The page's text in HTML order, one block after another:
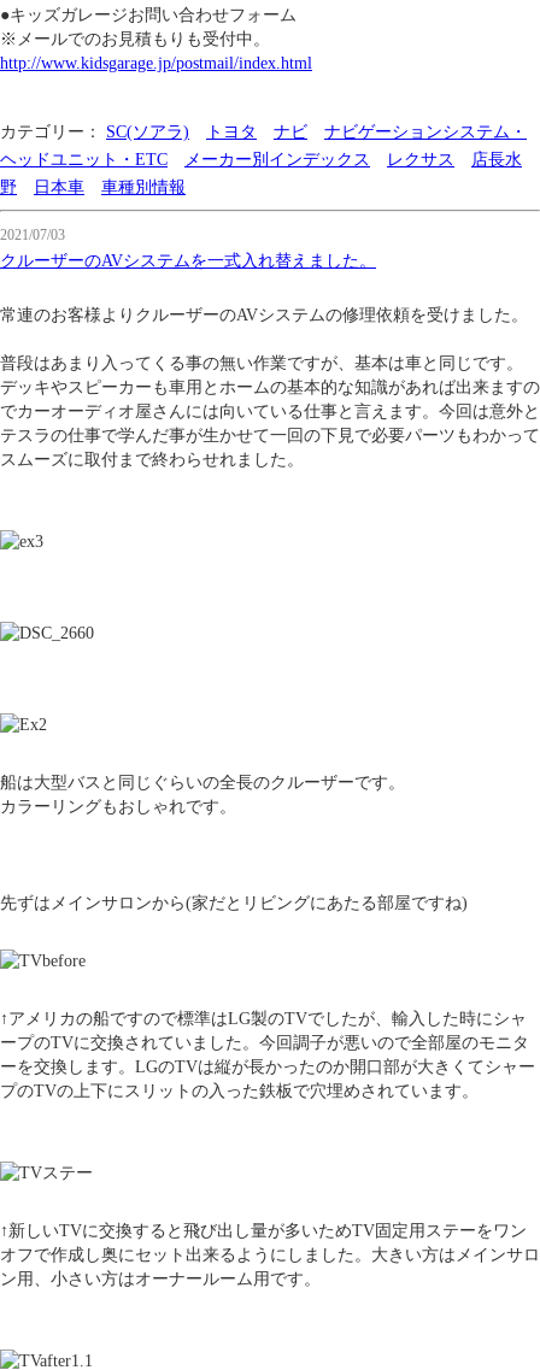
●キッズガレージお問い合わせフォーム
※メールでのお見積もりも受付中。
http://www.kidsgarage.jp/postmail/index.html
カテゴリー： SC(ソアラ) トヨタ ナビ
ナビゲーションシステム・
ヘッドユニット・ETC
メーカー別インデックス レクサス
店長水
野
日本車 車種別情報
2021/07/03
クルーザーのAVシステムを一式入れ替えました。
常連のお客様よりクルーザーのAVシステムの修理依頼を受けました。
普段はあまり入ってくる事の無い作業ですが、基本は車と同じです。
デッキやスピーカーも車用とホームの基本的な知識があれば出来ますの
でカーオーディオ屋さんには向いている仕事と言えます。今回は意外と
テスラの仕事で学んだ事が生かせて一回の下見で必要パーツもわかって
スムーズに取付まで終わらせれました。
船は大型バスと同じぐらいの全長のクルーザーです。
カラーリングもおしゃれです。
先ずはメインサロンから(家だとリビングにあたる部屋ですね)
↑アメリカの船ですので標準はLG製のTVでしたが、輸入した時にシャ
ープのTVに交換されていました。今回調子が悪いので全部屋のモニタ
ーを交換します。LGのTVは縦が長かったのか開口部が大きくてシャー
プのTVの上下にスリットの入った鉄板で穴埋めされています。
↑新しいTVに交換すると飛び出し量が多いためTV固定用ステーをワン
オフで作成し奥にセット出来るようにしました。大きい方はメインサロ
ン用、小さい方はオーナールーム用です。